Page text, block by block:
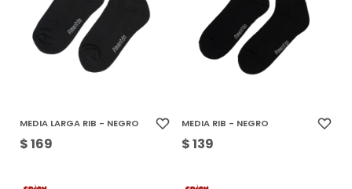
MEDIA LARGA RIB - NEGRO
$169
MEDIA RIB - NEGRO
$139